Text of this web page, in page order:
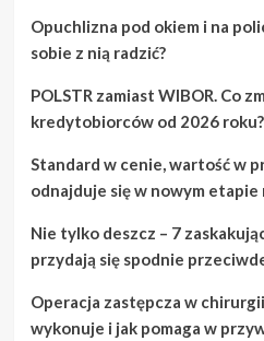
Opuchlizna pod okiem i na
sobie z nią radzić?
POLSTR zamiast WIBOR. Co
kredytobiorców od 2026 roku?
Standard w cenie, wartość w
odnajduje się w nowym etapie
Nie tylko deszcz – 7
przydają się spodnie
Operacja zastępcza w
wykonuje i jak pomaga w